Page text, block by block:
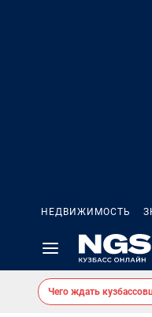
НЕДВИЖИМОСТЬ
Чего ждать